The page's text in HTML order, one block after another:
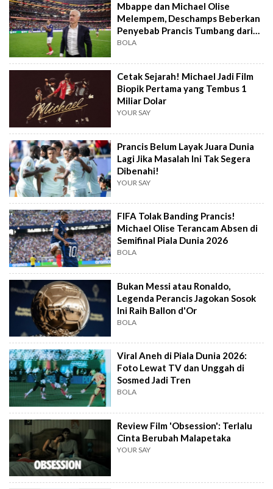
Mbappe dan Michael Olise
Melempem, Deschamps Beberkan
Penyebab Prancis Tumbang dari
Spanyol
BOLA
Cetak Sejarah! Michael Jadi Film
Biopik Pertama yang Tembus 1
Miliar Dolar
YOUR SAY
Prancis Belum Layak Juara Dunia
Lagi Jika Masalah Ini Tak Segera
Dibenahi!
YOUR SAY
FIFA Tolak Banding Prancis!
Michael Olise Terancam Absen di
Semifinal Piala Dunia 2026
BOLA
Bukan Messi atau Ronaldo,
Legenda Perancis Jagokan Sosok
Ini Raih Ballon d'Or
BOLA
Viral Aneh di Piala Dunia 2026:
Foto Lewat TV dan Unggah di
Sosmed Jadi Tren
BOLA
Review Film 'Obsession': Terlalu
Cinta Berubah Malapetaka
YOUR SAY